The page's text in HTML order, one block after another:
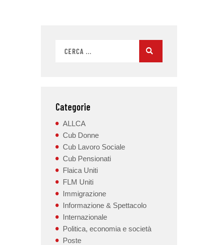
Categorie
ALLCA
Cub Donne
Cub Lavoro Sociale
Cub Pensionati
Flaica Uniti
FLM Uniti
Immigrazione
Informazione & Spettacolo
Internazionale
Politica, economia e società
Poste